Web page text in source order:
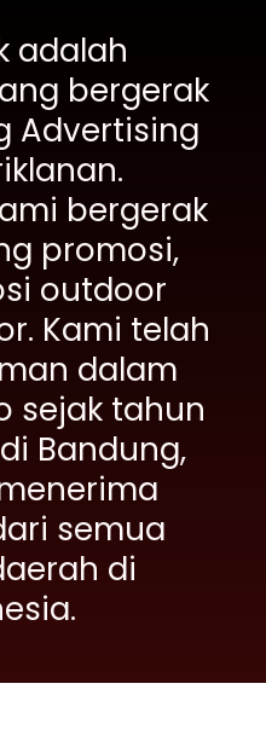
adalah
bergerak
Advertising
bergerak
promosi,
outdoor
Kami telah
dalam
sejak tahun
Bandung,
semua
di